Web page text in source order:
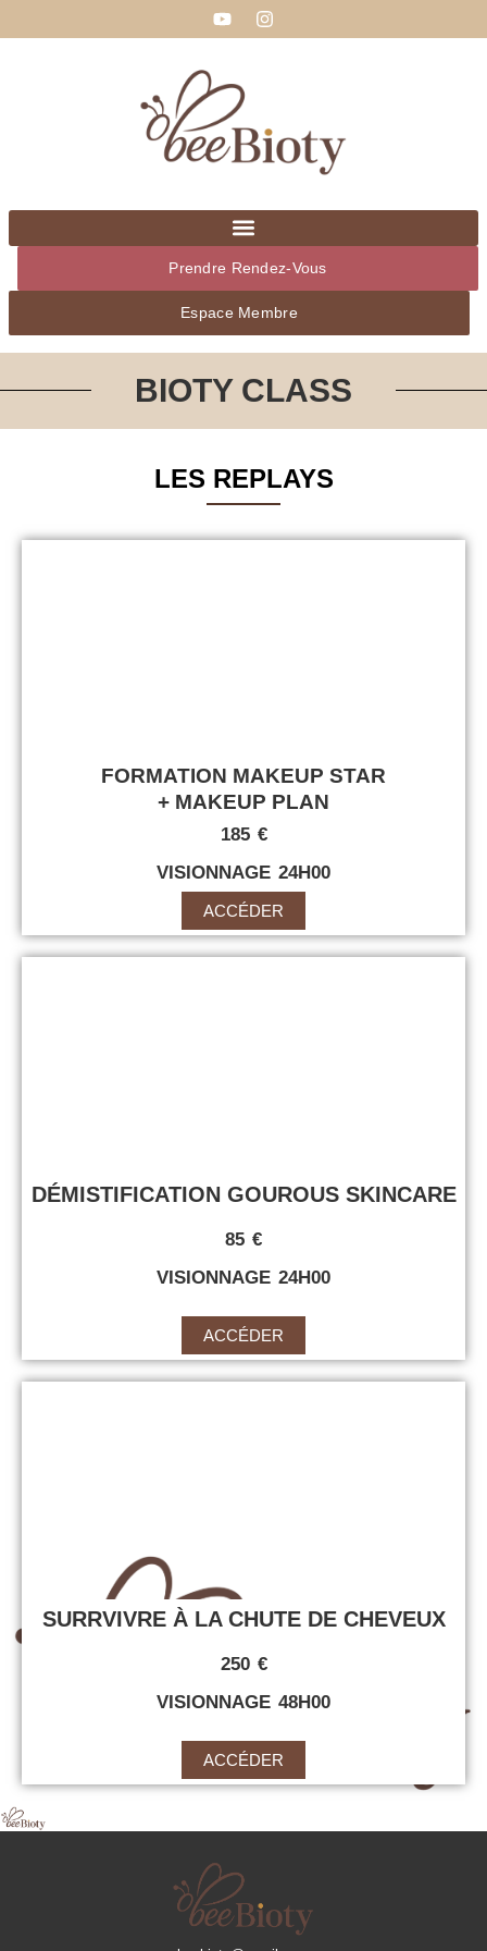
au
Y
o
u
u
e
I
n
s
a
m
Prendre Rendez-Vous
Espace Membre
BIOTY CLASS
LES REPLAYS
FORMATION MAKEUP STAR
+ MAKEUP PLAN
185 €
VISIONNAGE 24H00
ACCÉDER
DÉMISTIFICATION GOUROUS SKINCARE
85 €
VISIONNAGE 24H00
ACCÉDER
SURRVIVRE À LA CHUTE DE CHEVEUX
250 €
VISIONNAGE 48H00
ACCÉDER